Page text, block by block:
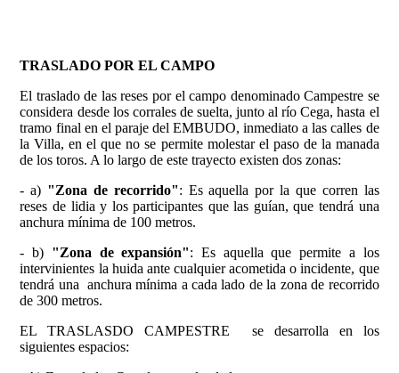
TRASLADO POR EL CAMPO
El traslado de las reses por el campo denominado Campestre se
considera desde los corrales de suelta, junto al río Cega, hasta el
tramo final en el paraje del EMBUDO, inmediato a las calles de
la Villa, en el que no se permite molestar el paso de la manada
de los toros. A lo largo de este trayecto existen dos zonas:
- a) "Zona de recorrido": Es aquella por la que corren las
reses de lidia y los participantes que las guían, que tendrá una
anchura mínima de 100 metros.
- b) "Zona de expansión": Es aquella que permite a los
intervinientes la huida ante cualquier acometida o incidente, que
tendrá una anchura mínima a cada lado de la zona de recorrido
de 300 metros.
EL TRASLASDO CAMPESTRE se desarrolla en los
siguientes espacios: